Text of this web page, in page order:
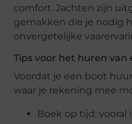
comfort. Jachten zijn
gemakken die je nodig
onvergetelijke
Tips voor het huren van
Voordat je een boot
waar je rekening mee
Boek op tijd: vooral